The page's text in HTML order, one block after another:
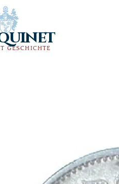
GESCHICHTE